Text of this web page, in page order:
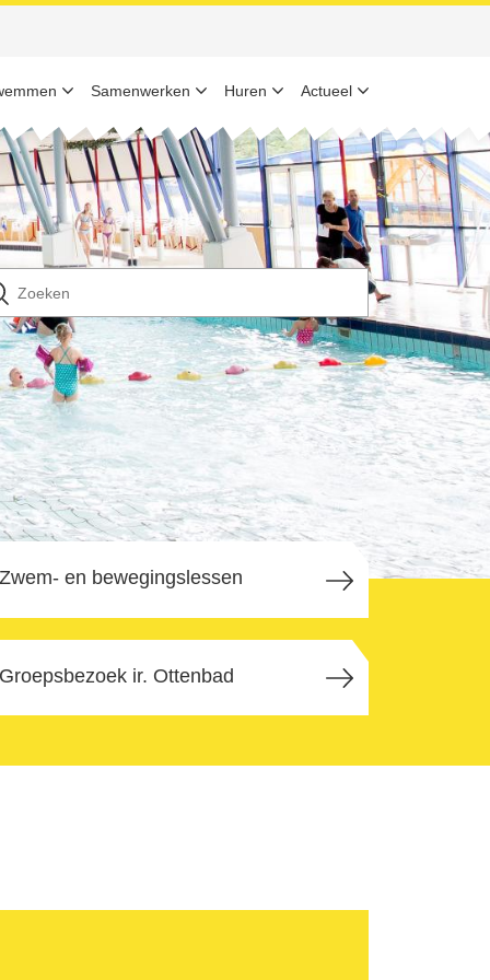
Samenwerken Huren Actueel
Zwem- en bewegingslessen
Groepsbezoek ir. Ottenbad